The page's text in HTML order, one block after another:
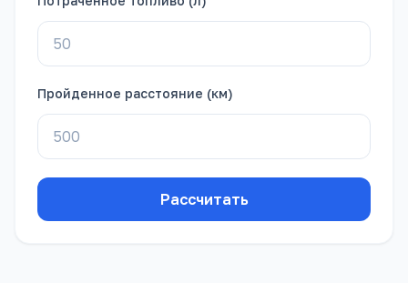
Пройденное расстояние (км)
Рассчитать